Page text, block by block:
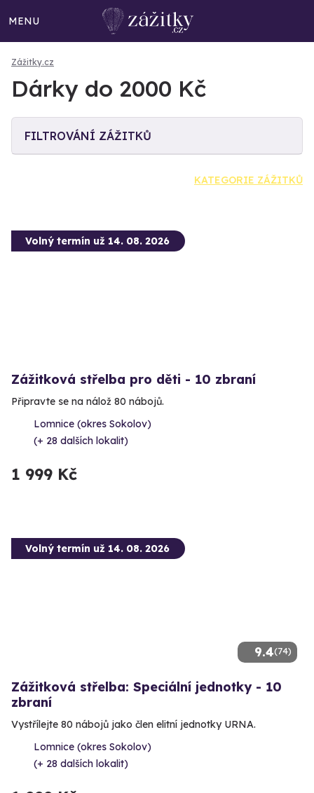
MENU
Zážitky.cz
Dárky do 2000 Kč
FILTROVÁNÍ ZÁŽITKŮ
KATEGORIE ZÁŽITKŮ
Volný termín už 14. 08. 2026
Zážitková střelba pro děti - 10 zbraní
Připravte se na nálož 80 nábojů.
Lomnice (okres Sokolov)
(+ 28 dalších lokalit)
1 999 Kč
9.4(74)
Volný termín už 14. 08. 2026
Zážitková střelba: Speciální jednotky - 10
zbraní
Vystřílejte 80 nábojů jako člen elitní jednotky URNA.
Lomnice (okres Sokolov)
(+ 28 dalších lokalit)